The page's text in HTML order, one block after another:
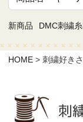
新商品 DMC刺繍
商品一覧
カテゴリーか
HOME 刺繍好き
刺